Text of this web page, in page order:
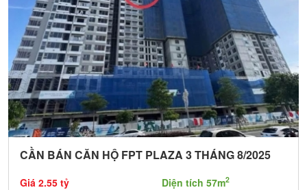
CẦN BÁN CĂN HỘ FPT PLAZA 3 THÁNG 8/2025
Giá 2.55 tỷ Diện tích 57m2